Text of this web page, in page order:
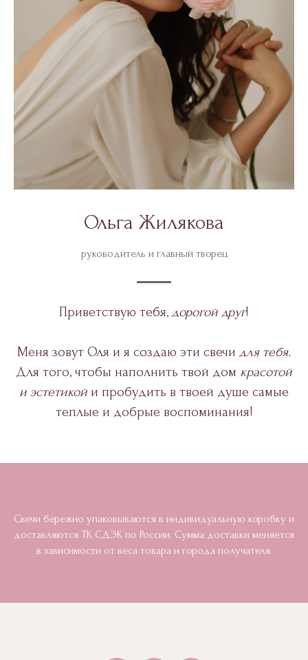
Ольга Жилякова
руководитель и главный творец
Приветствую тебя, дорогой друг!
Меня зовут Оля и я создаю эти свечи для тебя.
Для того, чтобы наполнить твой дом красотой
и эстетикойи пробудить в твоей душе самые
теплые и добрые воспоминания!
Свечи бережно упаковываются в индивидуальную коробку и
доставляются ТК СДЭК по России. Сумма доставки меняется
в зависимости от веса товара и города получателя.